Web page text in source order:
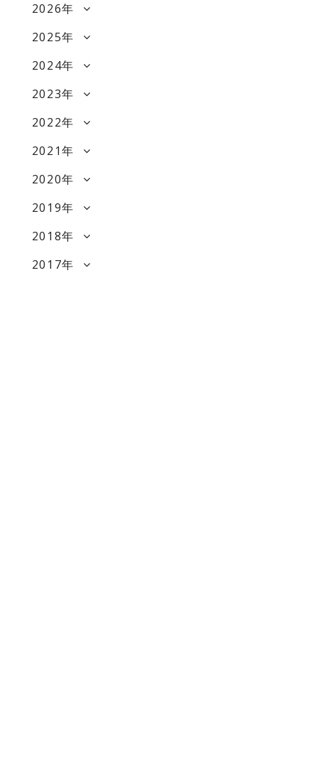
2026年
2025年
2024年
2023年
2022年
2021年
2020年
2019年
2018年
2017年